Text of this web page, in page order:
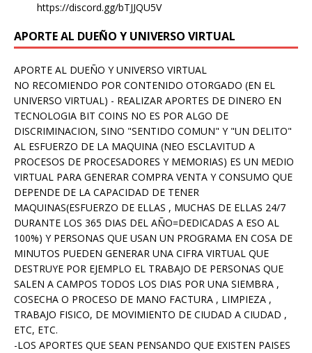
https://discord.gg/bTJJQU5V
APORTE AL DUEÑO Y UNIVERSO VIRTUAL
APORTE AL DUEÑO Y UNIVERSO VIRTUAL
NO RECOMIENDO POR CONTENIDO OTORGADO (EN EL
UNIVERSO VIRTUAL) - REALIZAR APORTES DE DINERO EN
TECNOLOGIA BIT COINS NO ES POR ALGO DE
DISCRIMINACION, SINO "SENTIDO COMUN" Y "UN DELITO"
AL ESFUERZO DE LA MAQUINA (NEO ESCLAVITUD A
PROCESOS DE PROCESADORES Y MEMORIAS) ES UN MEDIO
VIRTUAL PARA GENERAR COMPRA VENTA Y CONSUMO QUE
DEPENDE DE LA CAPACIDAD DE TENER
MAQUINAS(ESFUERZO DE ELLAS , MUCHAS DE ELLAS 24/7
DURANTE LOS 365 DIAS DEL AÑO=DEDICADAS A ESO AL
100%) Y PERSONAS QUE USAN UN PROGRAMA EN COSA DE
MINUTOS PUEDEN GENERAR UNA CIFRA VIRTUAL QUE
DESTRUYE POR EJEMPLO EL TRABAJO DE PERSONAS QUE
SALEN A CAMPOS TODOS LOS DIAS POR UNA SIEMBRA ,
COSECHA O PROCESO DE MANO FACTURA , LIMPIEZA ,
TRABAJO FISICO, DE MOVIMIENTO DE CIUDAD A CIUDAD ,
ETC, ETC.
-LOS APORTES QUE SEAN PENSANDO QUE EXISTEN PAISES